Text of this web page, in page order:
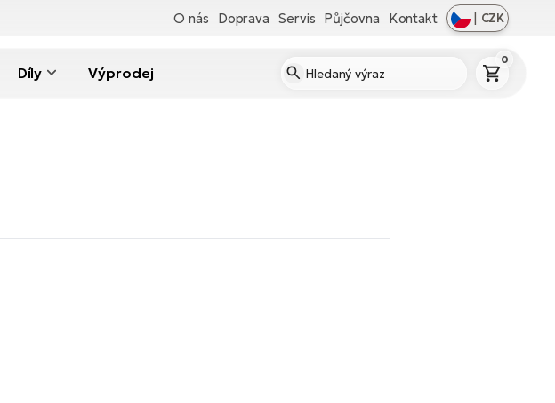
O nás Doprava Servis Půjčovna Kontakt | CZK
Díly Výprodej
0